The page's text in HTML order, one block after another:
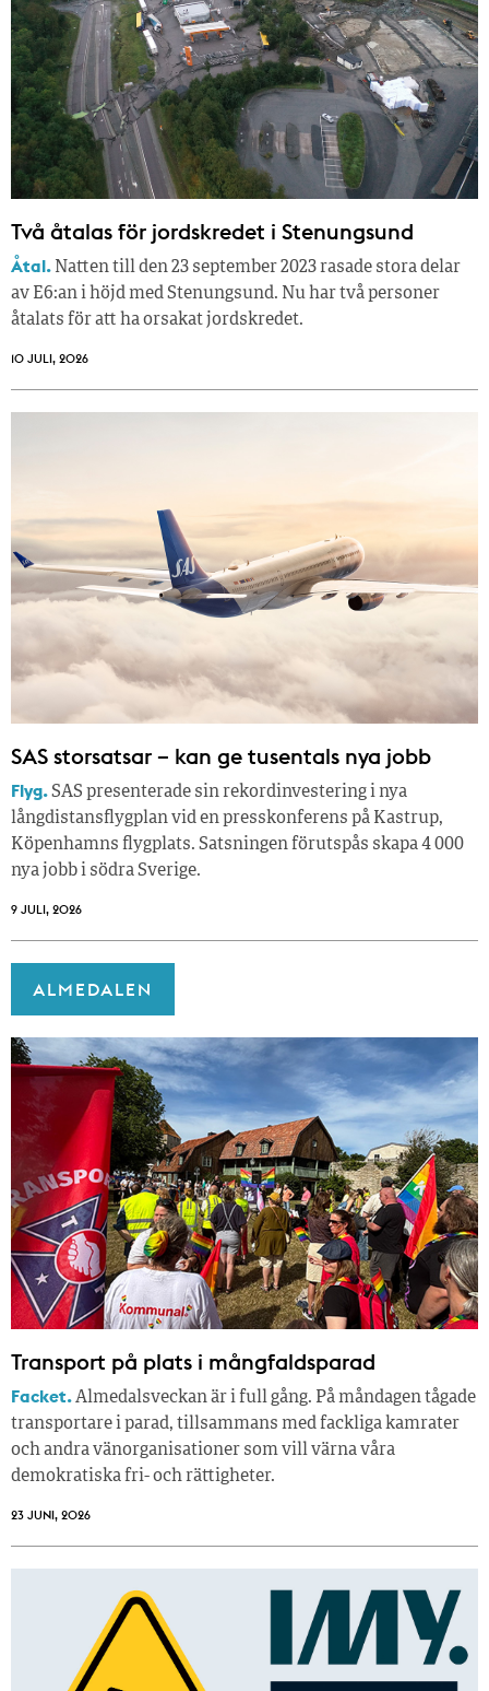
Två åtalas för jordskredet i Stenungsund
Åtal. Natten till den 23 september 2023 rasade stora delar
av E6:an i höjd med Stenungsund. Nu har två personer
åtalats för att ha orsakat jordskredet.
10 JULI, 2026
SAS storsatsar – kan ge tusentals nya jobb
Flyg.SAS presenterade sin rekordinvestering i nya
långdistansflygplan vid en presskonferens på Kastrup,
Köpenhamns flygplats. Satsningen förutspås skapa 4 000
nya jobb i södra Sverige.
9 JULI, 2026
ALMEDALEN
Transport på plats i mångfaldsparad
Facket.Almedalsveckan är i full gång. På måndagen tågade
transportare i parad, tillsammans med fackliga kamrater
och andra vänorganisationer som vill värna våra
demokratiska fri- och rättigheter.
23 JUNI, 2026